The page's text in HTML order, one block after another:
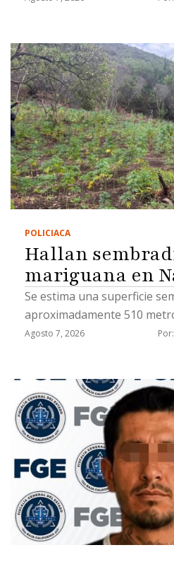
POLICIACA
Hallan
mariguana en
Se estima una superficie
aproximadamente 510
Agosto 7, 2026 Por: